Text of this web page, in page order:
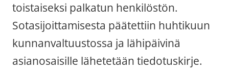
toistaiseksi palkatun henkilöstön.
Sotasijoittamisesta päätettiin huhtikuun
kunnanvaltuustossa ja lähipäivinä
asianosaisille lähetetään tiedotuskirje.